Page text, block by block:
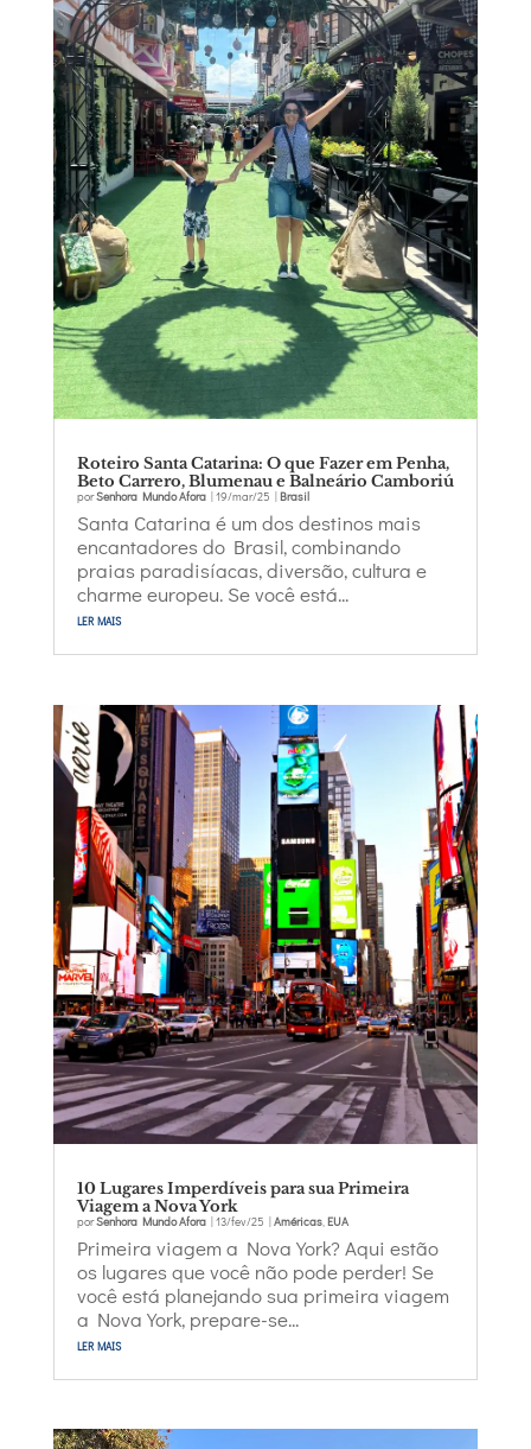
Roteiro Santa Catarina: O que Fazer em Penha,
Beto Carrero, Blumenau e Balneário Camboriú
porSenhora Mundo Afora| 19/mar/25 Brasil
Santa Catarina é um dos destinos mais
encantadores do Brasil, combinando
praias paradisíacas, diversão, cultura e
charme europeu. Se você está...
ler mais
10 Lugares Imperdíveis para sua Primeira
Viagem a Nova York
porSenhora Mundo Afora|13/fev/25 |Américas,EUA
Primeira viagem a Nova York? Aqui estão
os lugares que você não pode perder! Se
você está planejando sua primeira viagem
a Nova York, prepare-se...
ler mais